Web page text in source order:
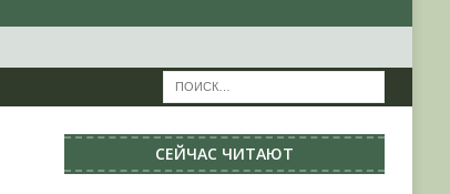
СЕЙЧАС ЧИТАЮТ